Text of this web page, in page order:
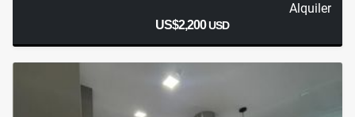
Alquiler
US$2,200USD